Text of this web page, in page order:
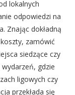
lokalnych
odpowiedzi na
Znając dokładną
zamówić
siedzące czy
gdzie
ligowych czy
przekłada się